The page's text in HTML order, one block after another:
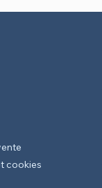
cookies